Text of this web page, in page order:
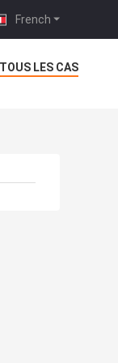
French
TOUS LES CAS